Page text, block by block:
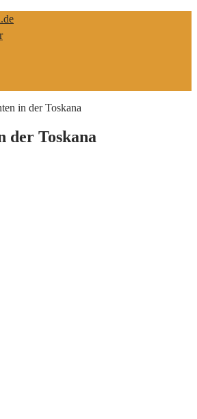
in der Toskana
der Toskana